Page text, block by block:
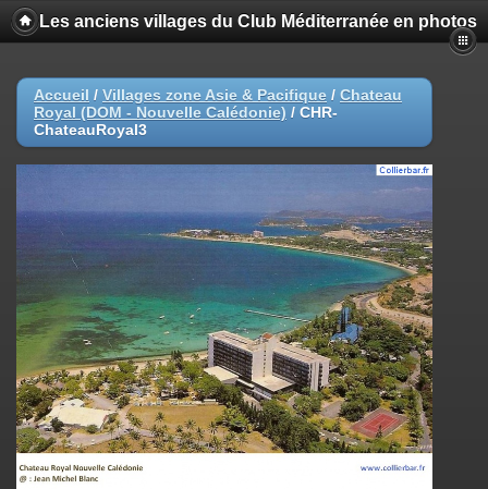
Les anciens villages du Club Méditerranée en photos
Accueil / Villages zone Asie & Pacifique / Chateau
Royal (DOM - Nouvelle Calédonie) / CHR-
ChateauRoyal3